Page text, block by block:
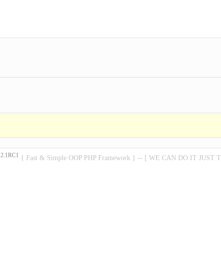
2.1RC1 { Fast & Simple OOP PHP Framework } -- [ WE CAN DO IT JUST